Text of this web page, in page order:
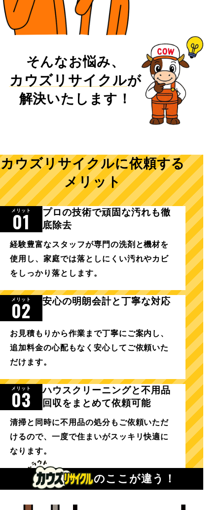
そんなお悩み、
カウズリサイクルが
解決いたします！
カウズリサイクルに依頼する
メリット
メリット
01
プロの技術で頑固な汚れも徹
底除去
経験豊富なスタッフが専門の洗剤と機材を
使用し、家庭では落としにくい汚れやカビ
をしっかり落とします。
メリット
02 安心の明朗会計と丁寧な対応
お見積もりから作業まで丁寧にご案内し、
追加料金の心配もなく安心してご依頼いた
だけます。
メリット
03
ハウスクリーニングと不用品
回収をまとめて依頼可能
清掃と同時に不用品の処分もご依頼いただ
けるので、一度で住まいがスッキリ快適に
なります。
のここが違う！